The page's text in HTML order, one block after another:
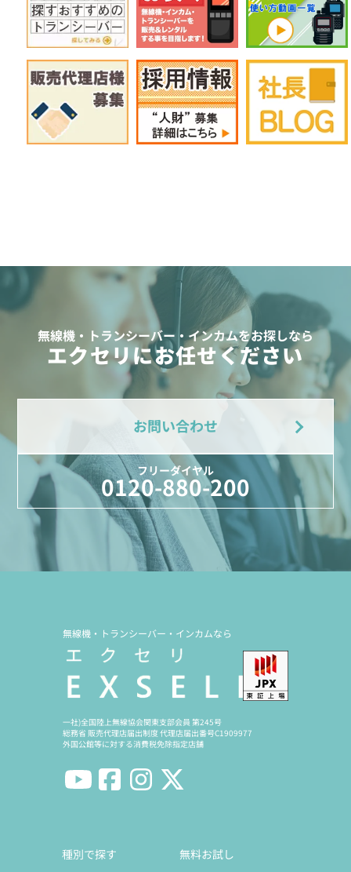
無線機・トランシーバー・インカムをお探しなら
エクセリにお任せください
お問い合わせ
フリーダイヤル
0120-880-200
無線機・トランシーバー・インカムなら
一社)全国陸上無線協会関東支部会員 第245号
総務省 販売代理店届出制度 代理店届出番号C1909977
外国公館等に対する消費税免除指定店舗
種別で探す
無料お試し